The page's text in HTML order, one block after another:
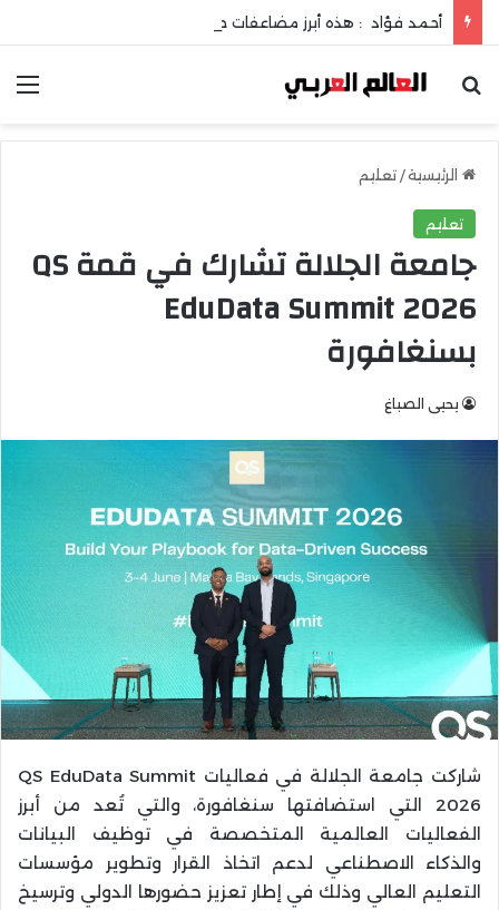
أحمد فؤاد : هذه أبرز مضاعفات حصوات المرارة !
بحث عن
الرئيسية/ تعليم
تعليم
جامعة الجلالة تشارك في قمة QS
EduData Summit 2026
بسنغافورة
يحيى الصباغ
شاركت جامعة الجلالة في فعاليات QS EduData Summit
2026 التي استضافتها سنغافورة، والتي تُعد من أبرز
الفعاليات العالمية المتخصصة في توظيف البيانات
والذكاء الاصطناعي لدعم اتخاذ القرار وتطوير مؤسسات
التعليم العالي وذلك في إطار تعزيز حضورها الدولي وترسيخ